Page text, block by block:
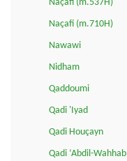
Naçafi (m.537H)
Naçafi (m.710H)
Nawawi
Nidham
Qaddoumi
Qadi 'Iyad
Qadi Houçayn
Qadi ‘Abdil-Wahhab